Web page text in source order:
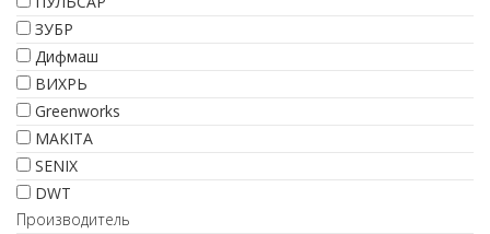
ЗУБР
Дифмаш
ВИХРЬ
Greenworks
MAKITA
SENIX
DWT
Производитель